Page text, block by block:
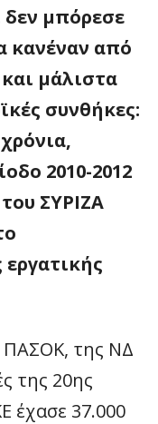
δεν μπόρεσε
κανέναν από
μάλιστα
συνθήκες:
2010-2012
ΣΥΡΙΖΑ
ΠΑΣΟΚ, της ΝΔ
της 20ης
έχασε 37.000